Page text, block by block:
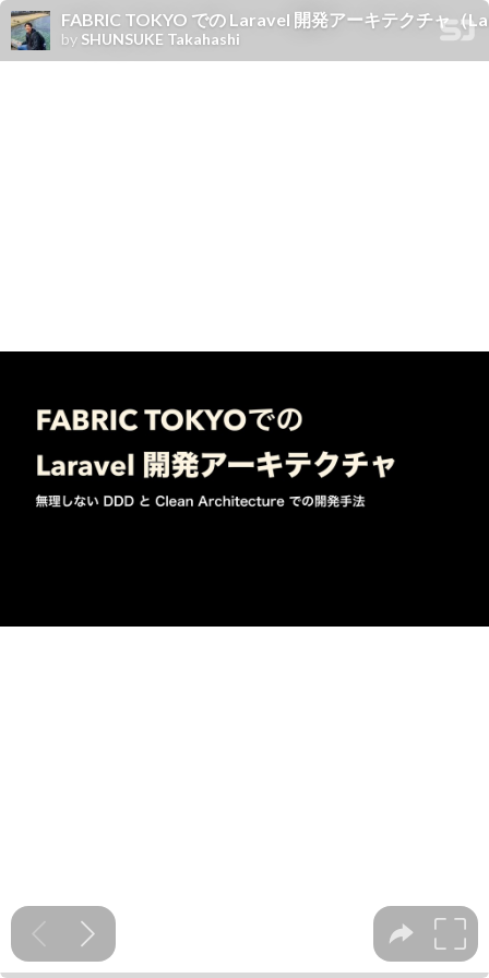
FABRIC TOKYO での Laravel 開発アーキテクチャ
by SHUNSUKE Takahashi